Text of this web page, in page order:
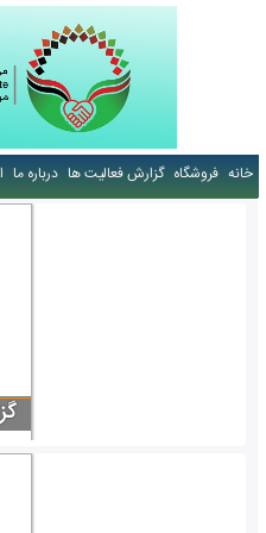
خانه فروشگاه گزارش فعالیت ها درباره ما